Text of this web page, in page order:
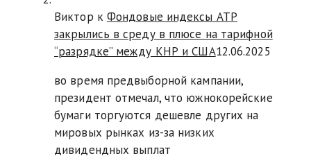
Виктор к Фондовые индексы АТР
закрылись в среду в плюсе на тарифной
“разрядке” между КНР и США12.06.2025
во время предвыборной кампании,
президент отмечал, что южнокорейские
бумаги торгуются дешевле других на
мировых рынках из-за низких
дивидендных выплат